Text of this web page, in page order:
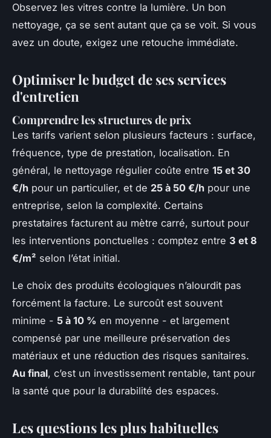
Observez les vitres contre la lumière. Un bon
nettoyage, ça se sent autant que ça se voit. Si vous
avez un doute, exigez une retouche immédiate.
Optimiser le budget de ses services
d'entretien
Comprendre les structures de prix
Les tarifs varient selon plusieurs facteurs : surface,
fréquence, type de prestation, localisation. En
général, le nettoyage régulier coûte entre 15 et 30
€/h pour un particulier, et de 25 à 50 €/h pour une
entreprise, selon la complexité. Certains
prestataires facturent au mètre carré, surtout pour
les interventions ponctuelles : comptez entre 3 et 8
€/m² selon l’état initial.
Le choix des produits écologiques n’alourdit pas
forcément la facture. Le surcoût est souvent
minime - 5 à 10 % en moyenne - et largement
compensé par une meilleure préservation des
matériaux et une réduction des risques sanitaires.
Au final, c’est un investissement rentable, tant pour
la santé que pour la durabilité des espaces.
Les questions les plus habituelles